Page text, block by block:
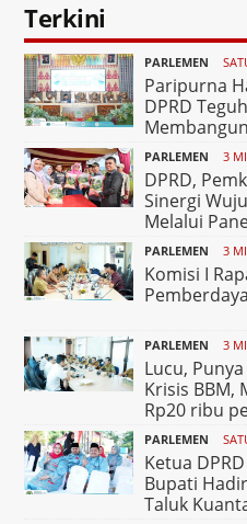
Terkini
PARLEMEN
Paripurna
DPRD
PARLEMEN 3
DPRD,
Sinergi
Melalui
PARLEMEN 3
Komisi I
PARLEMEN 3
Lucu,
Krisis BBM,
Rp20 ribu
PARLEMEN
Ketua
Bupati
Taluk